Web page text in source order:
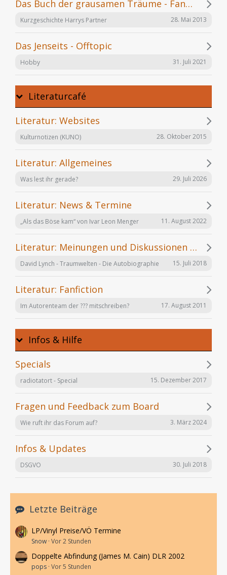
Das Buch der grausamen Träume - Fanfiction
Kurzgeschichte Harrys Partner 28. Mai 2013
Das Jenseits - Offtopic
Hobby 31. Juli 2021
Literaturcafé
Literatur: Websites
Kulturnotizen (KUNO) 28. Oktober 2015
Literatur: Allgemeines
Was lest ihr gerade? 29. Juli 2026
Literatur: News & Termine
„Als das Böse kam“ von Ivar Leon Menger 11. August 2022
Literatur: Meinungen und Diskussionen zu einzelnen Büchern
David Lynch - Traumwelten - Die Autobiographie 15. Juli 2018
Literatur: Fanfiction
Im Autorenteam der ??? mitschreiben? 17. August 2011
Infos & Hilfe
Specials
radiotatort - Special 15. Dezember 2017
Fragen und Feedback zum Board
Wie ruft ihr das Forum auf? 3. März 2024
Infos & Updates
DSGVO 30. Juli 2018
Letzte Beiträge
LP/Vinyl Preise/VÖ Termine
Snow Vor 2 Stunden
Doppelte Abfindung (James M. Cain) DLR 2002
pops Vor 5 Stunden